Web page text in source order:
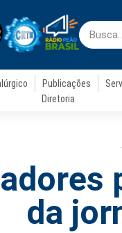
Publicações
Diretoria
da